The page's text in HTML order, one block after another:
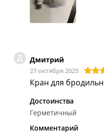
Д Дмитрий
27 октября 2025
Кран для
Достоинства
Герметичный
Комментарий